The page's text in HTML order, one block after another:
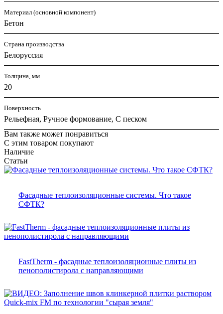
Материал (основной компонент)
Бетон
Страна производства
Белоруссия
Толщина, мм
20
Поверхность
Рельефная, Ручное формование, С песком
Вам также может понравиться
С этим товаром покупают
Наличие
Статьи
Фасадные теплоизоляционные системы. Что такое
СФТК?
FastTherm - фасадные теплоизоляционные плиты из
пенополистирола с направляющими